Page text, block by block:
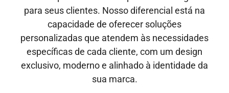
para seus clientes. Nosso diferencial está na
capacidade de oferecer soluções
personalizadas que atendem às necessidades
específicas de cada cliente, com um design
exclusivo, moderno e alinhado à identidade da
sua marca.